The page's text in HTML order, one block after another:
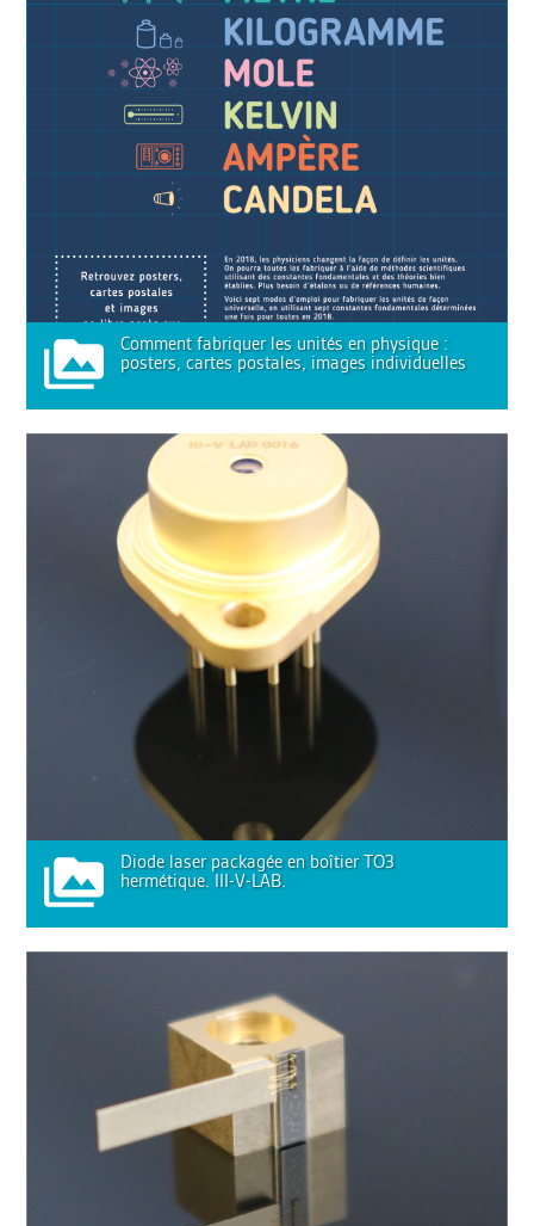
Comment fabriquer les unités en physique :
posters, cartes postales, images individuelles
Diode laser packagée en boîtier TO3
hermétique. III-V-LAB.